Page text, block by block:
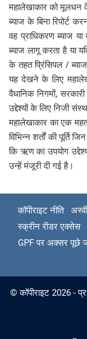
महालेखाकार को मूलधन
ब्याज के बिना रिपोर्ट
वह प्राधिकरण ब्याज
ब्याज लागू करता है या
के तहत प्रिंसिपल /
यह देखने के लिए
वैधानिक निगमों,
उद्देश्यों के लिए निजी
महालेखाकार का एक
विभिन्न शर्तों की पूर्ति
कि ऋण का उपयोग
उन्हें मंजूरी दी गई है।
कॉपीराइट नीति
स्क्रीन रीडर एक्सेस
GPF पर अक्सर पूछे
© कॉपीराइट 2026 -